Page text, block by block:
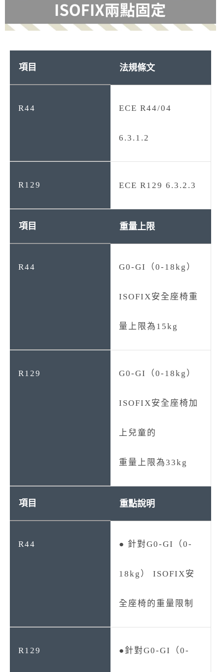
法規條文
ECE R44/04
6.3.1.2
ECE R129 6.3.2.3
重量上限
G0-GI（0-18kg）
ISOFIX安全座椅重
量上限為15kg
G0-GI（0-18kg）
ISOFIX安全座椅加
上兒童的
重量上限為33kg
重點說明
● 針對G0-GI（0-
18kg） ISOFIX安
全座椅的重量限制
●針對G0-GI（0-